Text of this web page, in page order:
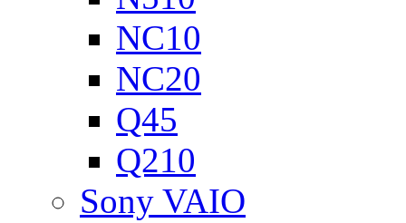
NC10
NC20
Q45
Q210
Sony VAIO